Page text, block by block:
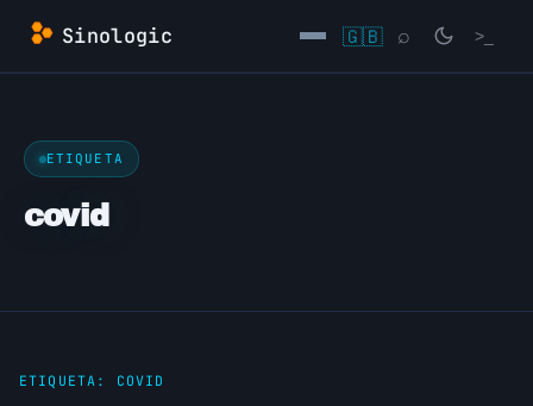
Saltar
contenido
Sinologic 🇬🇧 ⌕ >_
ETIQUETA
covid
ETIQUETA: COVID